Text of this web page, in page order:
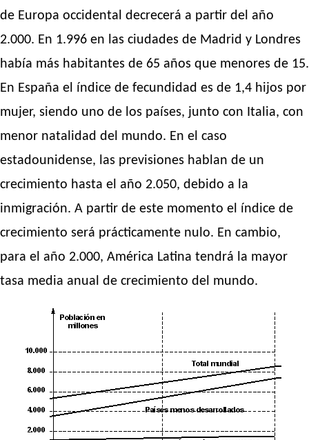
de Europa occidental decrecerá a partir del año
2.000. En 1.996 en las ciudades de Madrid y Londres
había más habitantes de 65 años que menores de 15.
En España el índice de fecundidad es de 1,4 hijos por
mujer, siendo uno de los países, junto con Italia, con
menor natalidad del mundo. En el caso
estadounidense, las previsiones hablan de un
crecimiento hasta el año 2.050, debido a la
inmigración. A partir de este momento el índice de
crecimiento será prácticamente nulo. En cambio,
para el año 2.000, América Latina tendrá la mayor
tasa media anual de crecimiento del mundo.